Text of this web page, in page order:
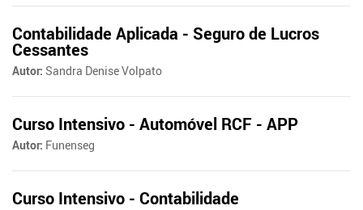
Contabilidade Aplicada - Seguro de Lucros
Cessantes
Autor: Sandra Denise Volpato
Curso Intensivo - Automóvel RCF - APP
Autor: Funenseg
Curso Intensivo - Contabilidade